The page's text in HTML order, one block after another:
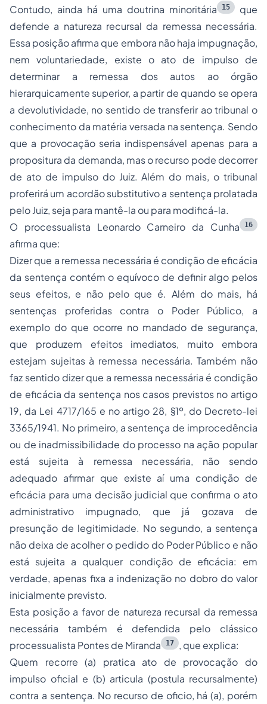
Contudo, ainda há uma doutrina minoritária
15
que
defende a natureza recursal da remessa necessária.
Essa posição afirma que embora não haja impugnação,
nem voluntariedade, existe o ato de impulso de
determinar a remessa dos autos ao órgão
hierarquicamente superior, a partir de quando se opera
a devolutividade, no sentido de transferir ao tribunal o
conhecimento da matéria versada na sentença. Sendo
que a provocação seria indispensável apenas para a
propositura da demanda, mas o recurso pode decorrer
de ato de impulso do Juiz. Além do mais, o tribunal
proferirá um acordão substitutivo a sentença prolatada
pelo Juiz, seja para mantê-la ou para modificá-la.
O processualista Leonardo Carneiro da Cunha
16
afirma que:
Dizer que a remessa necessária é condição de eficácia
da sentença contém o equívoco de definir algo pelos
seus efeitos, e não pelo que é. Além do mais, há
sentenças proferidas contra o Poder Público, a
exemplo do que ocorre no mandado de segurança,
que produzem efeitos imediatos, muito embora
estejam sujeitas à remessa necessária. Também não
faz sentido dizer que a remessa necessária é condição
de eficácia da sentença nos casos previstos no artigo
19, da Lei 4717/165 e no artigo 28, §1º, do Decreto-lei
3365/1941. No primeiro, a sentença de improcedência
ou de inadmissibilidade do processo na ação popular
está sujeita à remessa necessária, não sendo
adequado afirmar que existe aí uma condição de
eficácia para uma decisão judicial que confirma o ato
administrativo impugnado, que já gozava de
presunção de legitimidade. No segundo, a sentença
não deixa de acolher o pedido do Poder Público e não
está sujeita a qualquer condição de eficácia: em
verdade, apenas fixa a indenização no dobro do valor
inicialmente previsto.
Esta posição a favor de natureza recursal da remessa
necessária também é defendida pelo clássico
processualista Pontes de Miranda
17
, que explica:
Quem recorre (a) pratica ato de provocação do
impulso oficial e (b) articula (postula recursalmente)
contra a sentença. No recurso de oficio, há (a), porém